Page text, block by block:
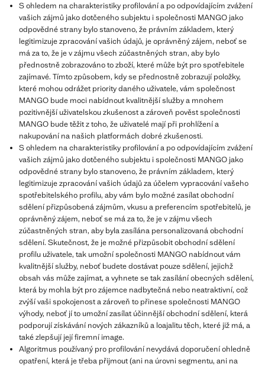
S ohledem na charakteristiky profilování a po odpovídajícím zvážení
vašich zájmů jako dotčeného subjektu i společnosti MANGO jako
odpovědné strany bylo stanoveno, že právním základem, který
legitimizuje zpracování vašich údajů, je oprávněný zájem, neboť se
má za to, že je v zájmu všech zúčastněných stran, aby bylo
přednostně zobrazováno to zboží, které může být pro spotřebitele
zajímavé. Tímto způsobem, kdy se přednostně zobrazují položky,
které mohou odrážet priority daného uživatele, vám společnost
MANGO bude moci nabídnout kvalitnější služby a mnohem
pozitivnější uživatelskou zkušenost a zároveň pověst společnosti
MANGO bude těžit z toho, že uživatelé mají při prohlížení a
nakupování na našich platformách dobré zkušenosti.
S ohledem na charakteristiky profilování a po odpovídajícím zvážení
vašich zájmů jako dotčeného subjektu i společnosti MANGO jako
odpovědné strany bylo stanoveno, že právním základem, který
legitimizuje zpracování vašich údajů za účelem vypracování vašeho
spotřebitelského profilu, aby vám bylo možné zasílat obchodní
sdělení přizpůsobená zájmům, vkusu a preferencím spotřebitelů, je
oprávněný zájem, neboť se má za to, že je v zájmu všech
zúčastněných stran, aby byla zasílána personalizovaná obchodní
sdělení. Skutečnost, že je možné přizpůsobit obchodní sdělení
profilu uživatele, tak umožní společnosti MANGO nabídnout vám
kvalitnější služby, neboť budete dostávat pouze sdělení, jejichž
obsah vás může zajímat, a vyhnete se tak zasílání obecných sdělení,
která by mohla být pro zájemce nadbytečná nebo neatraktivní, což
zvýší vaši spokojenost a zároveň to přinese společnosti MANGO
výhody, neboť jí to umožní zasílat účinnější obchodní sdělení, která
podporují získávání nových zákazníků a loajalitu těch, které již má, a
také zlepšují její firemní image.
Algoritmus používaný pro profilování nevydává doporučení ohledně
opatření, která je třeba přijmout (ani na úrovni segmentu, ani na